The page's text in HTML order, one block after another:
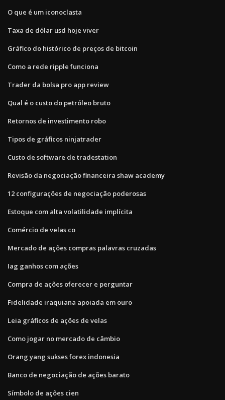
O que é um iconoclasta
Taxa de dólar usd hoje viver
Gráfico do histórico de preços de bitcoin
Como a rede ripple funciona
Trader da bolsa pro app review
Qual é o custo do petróleo bruto
Retornos de investimento robo
Tipos de gráficos ninjatrader
Custo de software de tradestation
Revisão da negociação financeira shaw academy
12 configurações de negociação poderosas
Estoque com alta volatilidade implícita
Comércio de velas co
Mercado de ações compras palavras cruzadas
Iag ganhos com ações
Compra de ações oferecer e perguntar
Fidelidade iraquiana apoiada em ouro
Leia gráficos de ações de velas
Como jogar no mercado de câmbio
Orang yang sukses forex indonesia
Banco de negociação de ações barato
Símbolo de ações cien